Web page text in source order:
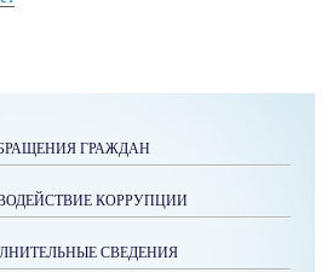
ГРАЖДАН
КОРРУПЦИИ
СВЕДЕНИЯ